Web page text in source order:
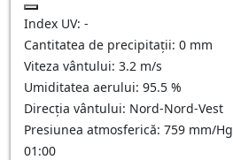
Index UV: -
Cantitatea de precipitații: 0 mm
Viteza vântului: 3.2 m/s
Umiditatea aerului: 95.5 %
Direcția vântului: Nord-Nord-Vest
Presiunea atmosferică: 759 mm/Hg
01:00